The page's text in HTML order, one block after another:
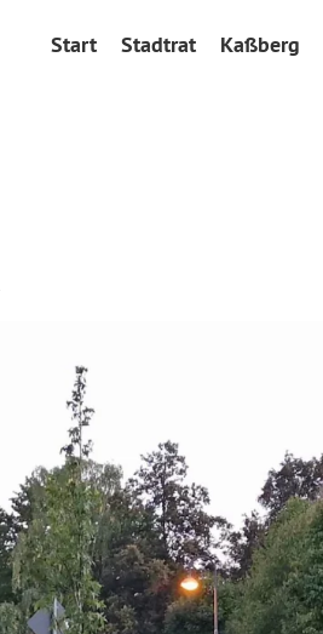
Start Stadtrat Kaßberg